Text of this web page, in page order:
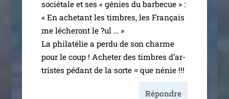
socié­tale et ses « génies du bar­be­cue » :
« En ache­tant les timbres, les Français
me léche­ront le ?ul … »
La phi­la­té­lie a per­du de son charme
pour le coup ! Acheter des timbres d’ar­
tristes pédant de la sorte = que nénie !!!
Répondre